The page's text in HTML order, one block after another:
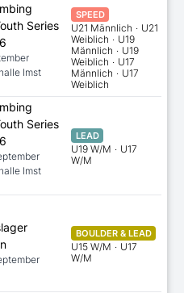
Series
Imst
SPEED
U21 Männlich · U21
Weiblich · U19
Männlich · U19
Weiblich · U17
Männlich · U17
Weiblich
Series
Imst
LEAD
U19 W/M · U17
W/M
BOULDER & LEAD
U15 W/M · U17
W/M